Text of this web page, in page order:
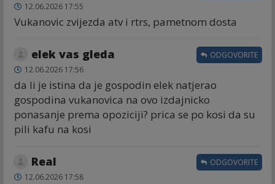
12.06.2026 17:55
Vukanovic zvijezda atv i rtrs, pametnom dosta
elek vas gleda
12.06.2026 17:56
da li je istina da je gospodin elek natjerao
gospodina vukanovica na ovo izdajnicko
ponasanje prema opoziciji? prica se po kosi da su
pili kafu na kosi
ODGOVORITE
Real
12.06.2026 17:58
ODGOVORITE